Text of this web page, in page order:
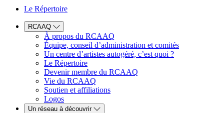
Le Répertoire
RCAAQ
À propos du RCAAQ
Équipe, conseil d’administration et comités
Un centre d’artistes autogéré, c’est quoi ?
Le Répertoire
Devenir membre du RCAAQ
Vie du RCAAQ
Soutien et affiliations
Logos
Un réseau à découvrir